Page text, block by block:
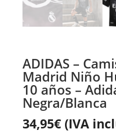
ADIDAS –
Madrid Niño
10 años –
Negra/Blanca
34,95€ (IVA